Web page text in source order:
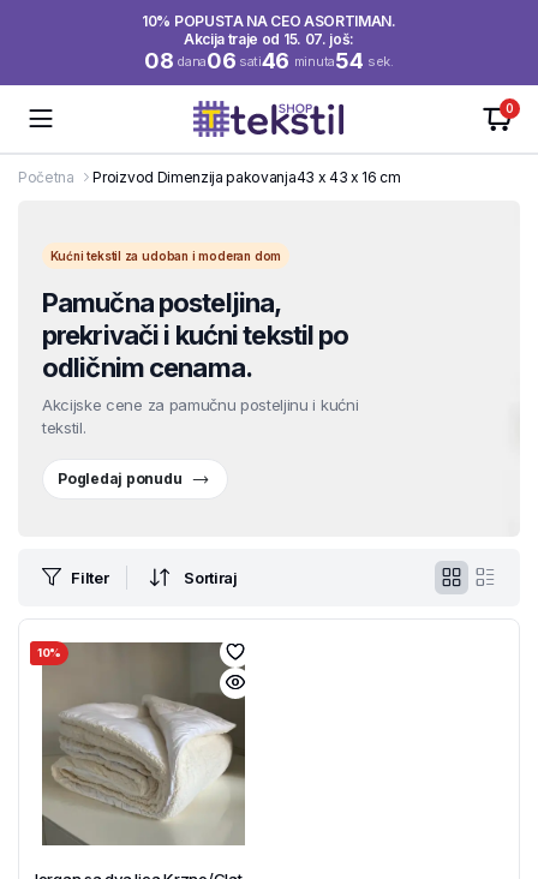
10% POPUSTA NA CEO ASORTIMAN.
Akcija traje od 15. 07. još:
08 dana06 sati46 minuta53 sek.
0
Početna Proizvod Dimenzija pakovanja43 x 43 x 16 cm
Kućni tekstil za udoban i moderan dom
Pamučna posteljina,
prekrivači i kućni tekstil po
odličnim cenama.
Akcijske cene za pamučnu posteljinu i kućni
tekstil.
Pogledaj ponudu
Filter Sortiraj
10%